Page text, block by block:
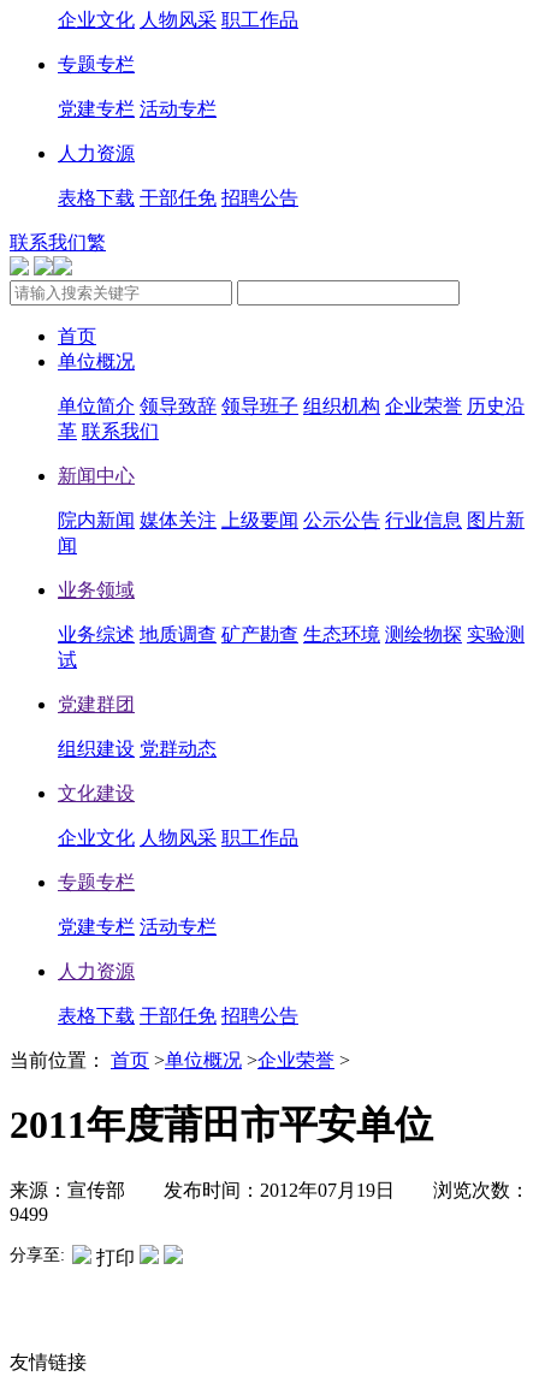
企业文化 人物风采 职工作品
专题专栏
党建专栏 活动专栏
人力资源
表格下载 干部任免 招聘公告
联系我们繁
首页
单位概况
单位简介 领导致辞 领导班子 组织机构 企业荣誉 历史沿
革 联系我们
新闻中心
院内新闻 媒体关注 上级要闻 公示公告 行业信息 图片新
闻
业务领域
业务综述 地质调查 矿产勘查 生态环境 测绘物探 实验测
试
党建群团
组织建设 党群动态
文化建设
企业文化 人物风采 职工作品
专题专栏
党建专栏 活动专栏
人力资源
表格下载 干部任免 招聘公告
当前位置： 首页 >单位概况 >企业荣誉 >
2011年度莆田市平安单位
来源：宣传部 发布时间：2012年07月19日 浏览次数：
9499
分享至: 打印
友情链接